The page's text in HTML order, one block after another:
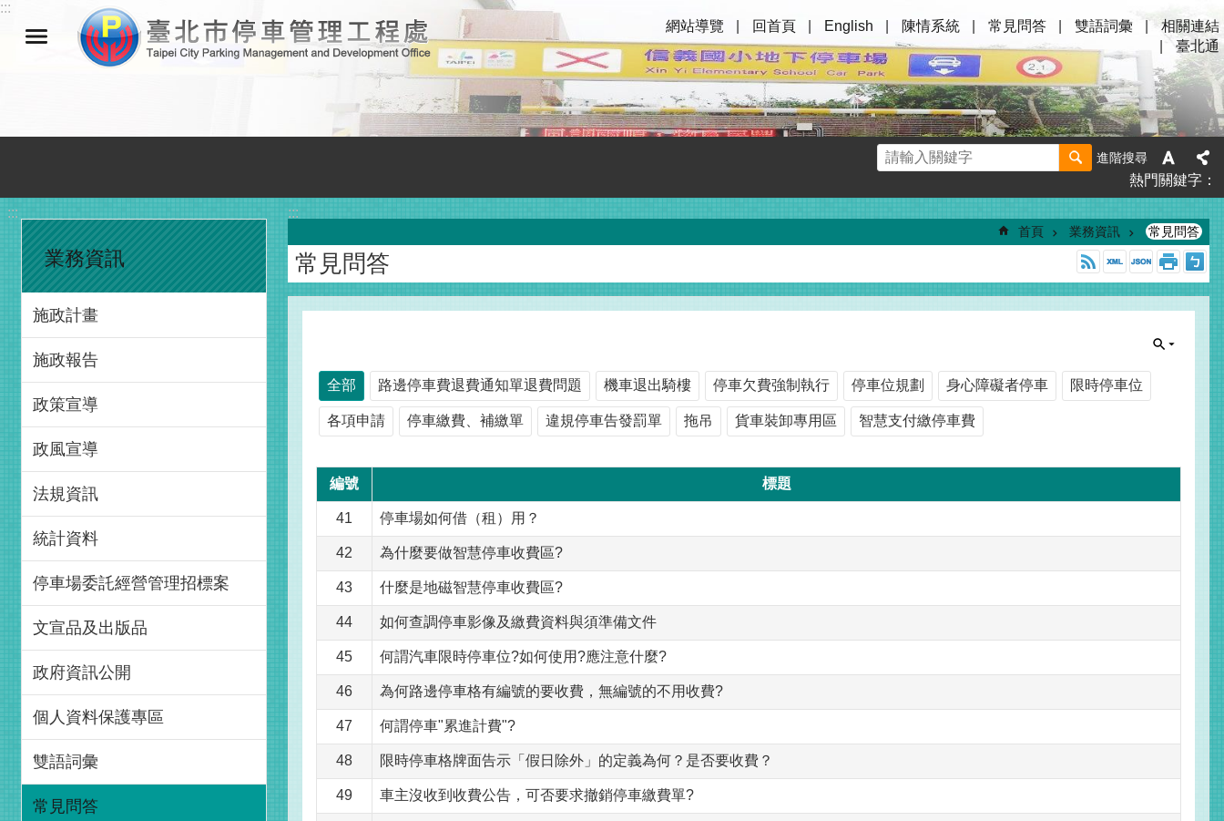
跳到主要內容區塊
:::
網站導覽
回首頁 English 陳情系統 常見問答 雙語詞彙
相關連結
臺北通
進階搜尋
熱門關鍵字
:::
業務資訊
施政計畫
施政報告
政策宣導
政風宣導
法規資訊
統計資料
停車場委託經營管理招標案
文宣品及出版品
政府資訊公開
個人資料保護專區
雙語詞彙
常見問答
:::
首頁 業務資訊 常見問答
常見問答
全部 路邊停車費退費通知單退費問題 機車退出騎樓 停車欠費強制執行 停車位規劃 身心障礙者停車 限時停車位
各項申請 停車繳費、補繳單 違規停車告發罰單 拖吊 貨車裝卸專用區 智慧支付繳停車費
編號 標題
41 停車場如何借（租）用？
42 為什麼要做智慧停車收費區?
43 什麼是地磁智慧停車收費區?
44 如何查調停車影像及繳費資料與須準備文件
45 何謂汽車限時停車位?如何使用?應注意什麼?
46 為何路邊停車格有編號的要收費，無編號的不用收費?
47 何謂停車"累進計費"?
48 限時停車格牌面告示「假日除外」的定義為何？是否要收費？
49 車主沒收到收費公告，可否要求撤銷停車繳費單?